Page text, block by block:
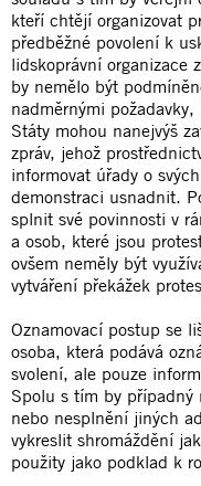
kteří chtějí organizovat
předběžné povolení k
lidskoprávní organizace
by nemělo být
nadměrnými
Státy mohou nanejvýš
zpráv, jehož
informovat úřady o
demonstraci usnadnit.
splnit své povinnosti v
a osob, které jsou
ovšem neměly být
vytváření překážek
Oznamovací postup se
osoba, která podává
svolení, ale pouze
Spolu s tím by případný
nebo nesplnění jiných
vykreslit shromáždění
použity jako podklad k